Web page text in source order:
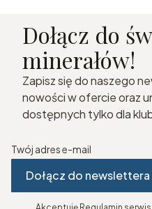
Dołącz do
minerałów!
Zapisz się do naszego
nowości w ofercie oraz
dostępnych tylko dla
Twój adres e-mail
Dołącz do newslettera